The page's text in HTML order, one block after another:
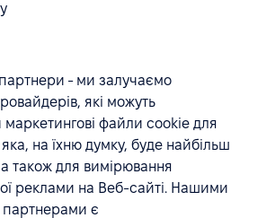
- ми залучаємо
які можуть
маркетингові файли cookie для
на їхню думку, буде найбільш
також для вимірювання
реклами на Веб-сайті. Нашими
є